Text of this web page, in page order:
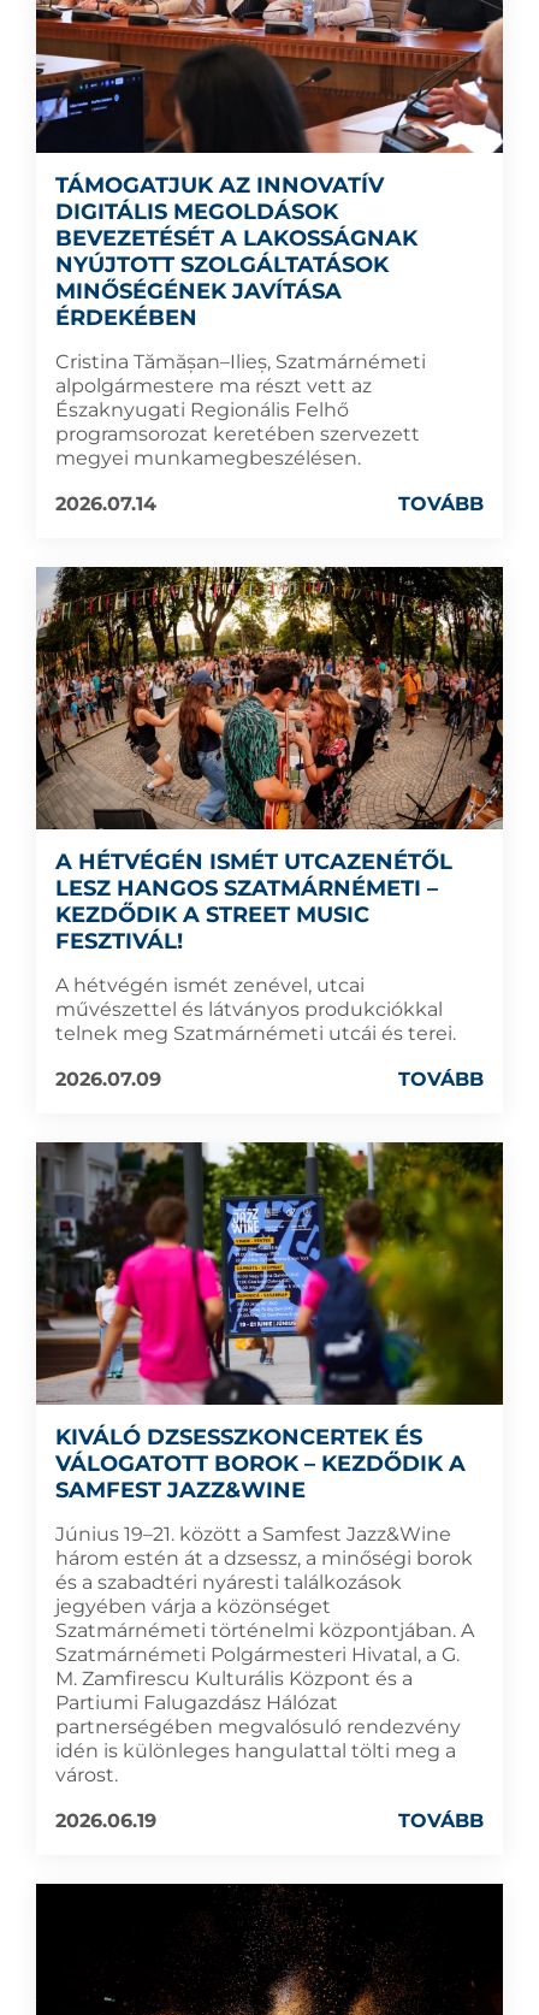
TÁMOGATJUK AZ INNOVATÍV
DIGITÁLIS MEGOLDÁSOK
BEVEZETÉSÉT A LAKOSSÁGNAK
NYÚJTOTT SZOLGÁLTATÁSOK
MINŐSÉGÉNEK JAVÍTÁSA
ÉRDEKÉBEN
Cristina Tămășan–Ilieș, Szatmárnémeti
alpolgármestere ma részt vett az
Északnyugati Regionális Felhő
programsorozat keretében szervezett
megyei munkamegbeszélésen.
2026.07.14
TOVÁBB
A HÉTVÉGÉN ISMÉT UTCAZENÉTŐL
LESZ HANGOS SZATMÁRNÉMETI –
KEZDŐDIK A STREET MUSIC
FESZTIVÁL!
A hétvégén ismét zenével, utcai
művészettel és látványos produkciókkal
telnek meg Szatmárnémeti utcái és terei.
2026.07.09
TOVÁBB
KIVÁLÓ DZSESSZKONCERTEK ÉS
VÁLOGATOTT BOROK – KEZDŐDIK A
SAMFEST JAZZ&WINE
Június 19–21. között a Samfest Jazz&Wine
három estén át a dzsessz, a minőségi borok
és a szabadtéri nyáresti találkozások
jegyében várja a közönséget
Szatmárnémeti történelmi központjában. A
Szatmárnémeti Polgármesteri Hivatal, a G.
M. Zamfirescu Kulturális Központ és a
Partiumi Falugazdász Hálózat
partnerségében megvalósuló rendezvény
idén is különleges hangulattal tölti meg a
várost.
2026.06.19
TOVÁBB